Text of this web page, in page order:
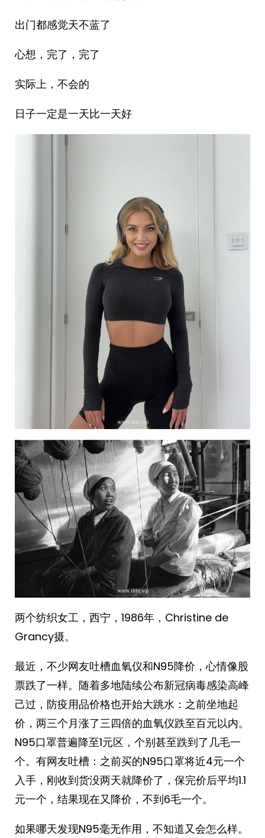
出门都感觉天不蓝了
心想，完了，完了
实际上，不会的
日子一定是一天比一天好
两个纺织女工，西宁，1986年，Christine de
Grancy摄。 ​​​
最近，不少网友吐槽血氧仪和N95降价，心情像股
票跌了一样。随着多地陆续公布新冠病毒感染高峰
己过，防疫用品价格也开始大跳水：之前坐地起
价，两三个月涨了三四倍的血氧仪跌至百元以内。
N95口罩普遍降至1元区，个别甚至跌到了几毛一
个。有网友吐槽：之前买的N95口罩将近4元一个
入手，刚收到货没两天就降价了，保完价后平均1.1
元一个，结果现在又降价，不到6毛一个。
如果哪天发现N95毫无作用，不知道又会怎么样。